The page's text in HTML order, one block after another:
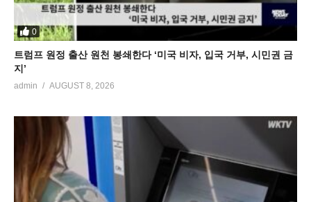
0
트럼프 원정 출산 원천 봉쇄한다 ‘미국 비자, 입국 거부, 시민권 금
지’
admin AUGUST 8, 2026